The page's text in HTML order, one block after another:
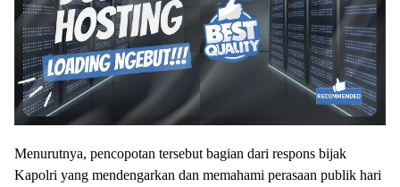
Menurutnya, pencopotan tersebut bagian dari respons bijak
Kapolri yang mendengarkan dan memahami perasaan publik hari